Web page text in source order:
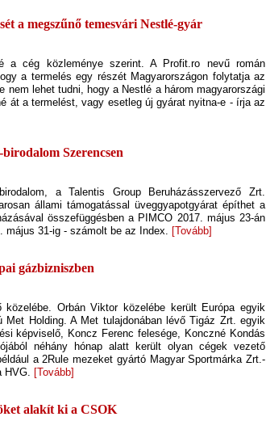
a megszűnő temesvári Nestlé-gyár
a cég közleménye szerint. A Profit.ro nevű román
a termelés egy részét Magyarországon folytatja az
lehet tudni, hogy a Nestlé a három magyarországi
át a termelést, vagy esetleg új gyárat nyitna-e - írja az
Szerencsen
a Talentis Group Beruházásszervező Zrt.
állami támogatással üveggyapotgyárat építhet a
összefüggésben a PIMCO 2017. május 23-án
május 31-ig - számolt be az Index. [Tovább]
gázbizniszben
Orbán Viktor közelébe került Európa egyik
Holding. A Met tulajdonában lévő Tigáz Zrt. egyik
képviselő, Koncz Ferenc felesége, Konczné Kondás
néhány hónap alatt került olyan cégek vezető
a 2Rule mezeket gyártó Magyar Sportmárka Zrt.-
HVG. [Tovább]
alakít ki a CSOK